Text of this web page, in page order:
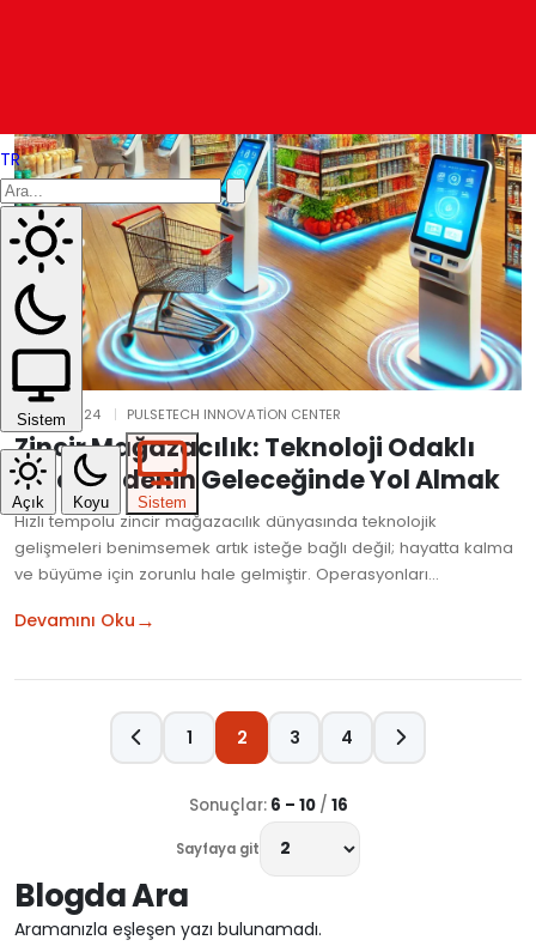
TR
Sistem
Açık Koyu Sistem
26 KAS 2024 PULSETECH INNOVATION CENTER
Zincir Mağazacılık: Teknoloji Odaklı
Perakendenin Geleceğinde Yol Almak
Hızlı tempolu zincir mağazacılık dünyasında teknolojik
gelişmeleri benimsemek artık isteğe bağlı değil; hayatta kalma
ve büyüme için zorunlu hale gelmiştir. Operasyonları…
Devamını Oku →
1 2 3 4
Sonuçlar: 6 – 10/ 16
Sayfaya git
Blogda Ara
Aramanızla eşleşen yazı bulunamadı.